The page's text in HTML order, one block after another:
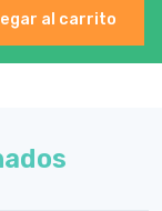
al carrito